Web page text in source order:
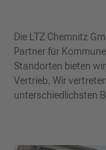
Die LTZ Chemnitz
Partner für
Standorten bieten
Vertrieb. Wir
unterschiedlichsten